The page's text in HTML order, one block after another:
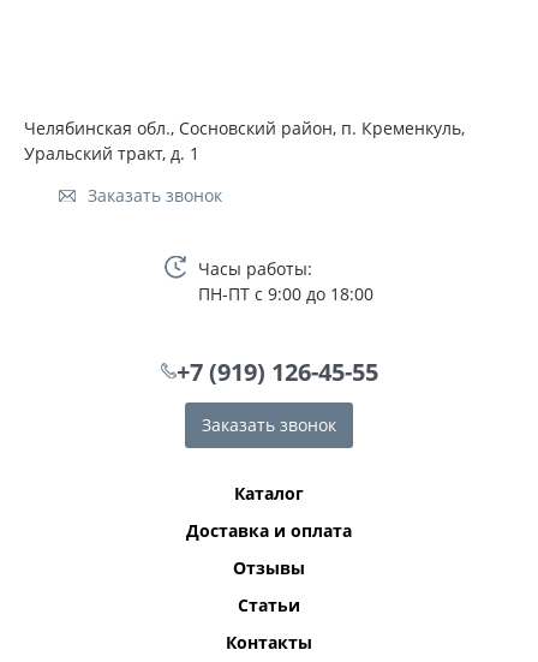
Челябинская обл., Сосновский район, п. Кременкуль,
Уральский тракт, д. 1
Заказать звонок
Часы работы:
ПН-ПТ с 9:00 до 18:00
+7 (919) 126-45-55
Заказать звонок
Каталог
Доставка и оплата
Отзывы
Статьи
Контакты